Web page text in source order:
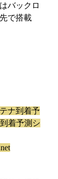
バックロ
で搭載
ナ到着予
着予測シ